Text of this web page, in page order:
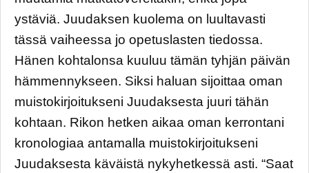
ystäviä. Juudaksen kuolema on luultavasti
tässä vaiheessa jo opetuslasten tiedossa.
Hänen kohtalonsa kuuluu tämän tyhjän päivän
hämmennykseen. Siksi haluan sijoittaa oman
muistokirjoitukseni Juudaksesta juuri tähän
kohtaan. Rikon hetken aikaa oman kerrontani
kronologiaa antamalla muistokirjoitukseni
Juudaksesta käväistä nykyhetkessä asti. “Saat